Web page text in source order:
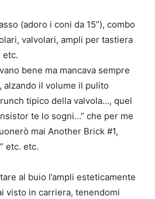
(adoro i coni da 15”), combo
valvolari, ampli per tastiera
etc.
bene ma mancava sempre
alzando il volume il pulito
tipico della valvola…, quel
te lo sogni…” che per me
mai Another Brick #1,
etc. etc.
al buio l’ampli esteticamente
visto in carriera, tenendomi